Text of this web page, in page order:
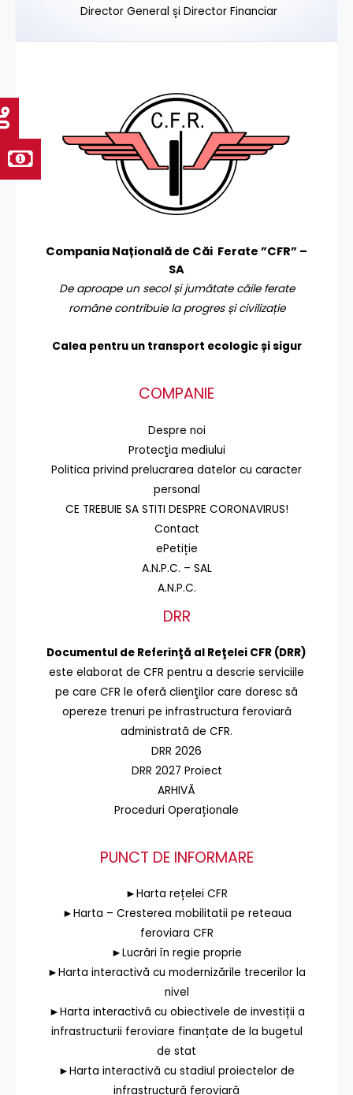
Director General și Director Financiar
Compania Națională de Căi Ferate ”CFR” –
SA
De aproape un secol și jumătate căile ferate
române contribuie la progres și civilizație
Calea pentru un transport ecologic și sigur
COMPANIE
Despre noi
Protecţia mediului
Politica privind prelucrarea datelor cu caracter
personal
CE TREBUIE SA STITI DESPRE CORONAVIRUS!
Contact
ePetiție
A.N.P.C. – SAL
A.N.P.C.
DRR
Documentul de Referinţă al Reţelei CFR (DRR)
este elaborat de CFR pentru a descrie serviciile
pe care CFR le oferă clienţilor care doresc să
opereze trenuri pe infrastructura feroviară
administrată de CFR.
DRR 2026
DRR 2027 Proiect
ARHIVĂ
Proceduri Operaționale
PUNCT DE INFORMARE
►Harta rețelei CFR
►Harta – Cresterea mobilitatii pe reteaua
feroviara CFR
►Lucrări în regie proprie
►Harta interactivă cu modernizările trecerilor la
nivel
►Harta interactivă cu obiectivele de investiții a
infrastructurii feroviare finanțate de la bugetul
de stat
►Harta interactivă cu stadiul proiectelor de
infrastructură feroviară